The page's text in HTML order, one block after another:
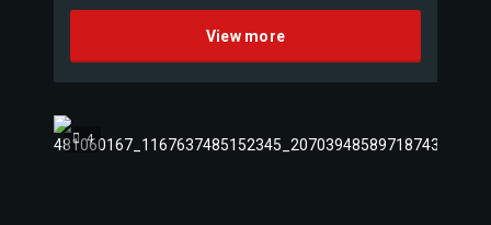
View more
4